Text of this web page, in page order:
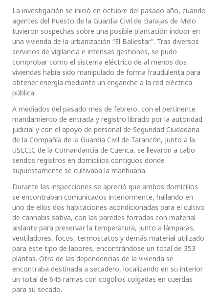
La investigación se inició en octubre del pasado año, cuando
agentes del Puesto de la Guardia Civil de Barajas de Melo
tuvieron sospechas sobre una posible plantación indoor en
una vivienda de la urbanización “El Ballestar”. Tras diversos
servicios de vigilancia e intensas gestiones, se pudo
comprobar como el sistema eléctrico de al menos dos
viviendas había sido manipulado de forma fraudulenta para
obtener energía mediante un enganche a la red eléctrica
pública.
A mediados del pasado mes de febrero, con el pertinente
mandamiento de entrada y registro librado por la autoridad
judicial y con el apoyo de personal de Seguridad Ciudadana
de la Compañía de la Guardia Civil de Tarancón, junto a la
USECIC de la Comandancia de Cuenca, se llevaron a cabo
sendos registros en domicilios contiguos donde
supuestamente se cultivaba la marihuana.
Durante las inspecciones se apreció que ambos domicilios
se encontraban comunicados interiormente, hallando en
uno de ellos dos habitaciones acondicionadas para el cultivo
de cannabis sativa, con las paredes forradas con material
aislante para preservar la temperatura, junto a lámparas,
ventiladores, focos, termostatos y demás material utilizado
para este tipo de labores, encontrándose un total de 353
plantas. Otra de las dependencias de la vivienda se
encontraba destinada a secadero, localizando en su interior
un total de 645 ramas con cogollos colgadas en cuerdas
para su secado.